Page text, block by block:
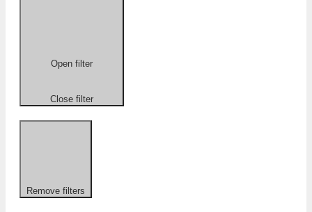
Open filter
Close filter
Remove filters